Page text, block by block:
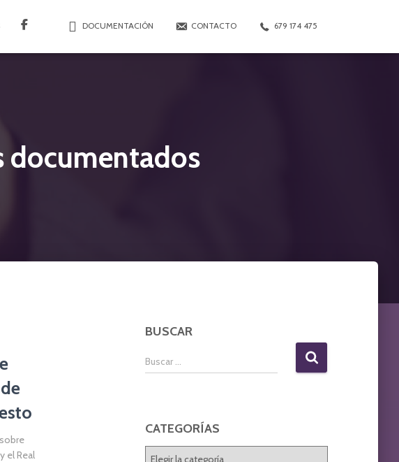
DOCUMENTACIÓN CONTACTO 679 174 475
documentados
el Real
BUSCAR
B
u
r
:
Buscar …
CATEGORÍAS